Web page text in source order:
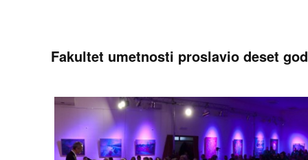
Fakultet umetnosti proslavio deset